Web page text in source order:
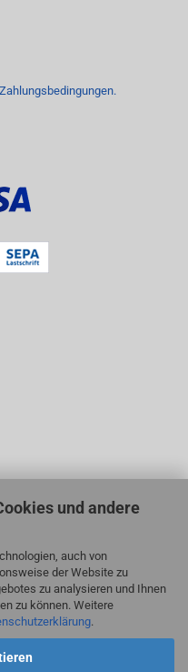
und andere
auch von
der Website zu
zu analysieren und Ihnen
zu können. Weitere
.